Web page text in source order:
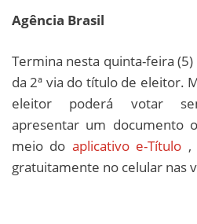
Agência Brasil
Termina nesta quinta-feira
da 2ª via do título de eleitor.
eleitor poderá votar
apresentar um documento
meio do aplicativo e-Título ,
gratuitamente no celular nas